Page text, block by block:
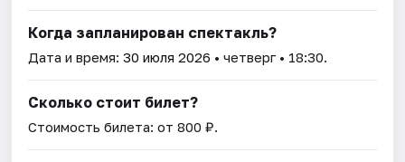
Когда запланирован спектакль?
Дата и время:30 июля 2026 • четверг • 18:30.
Сколько стоит билет?
Стоимость билета: от 800 ₽.